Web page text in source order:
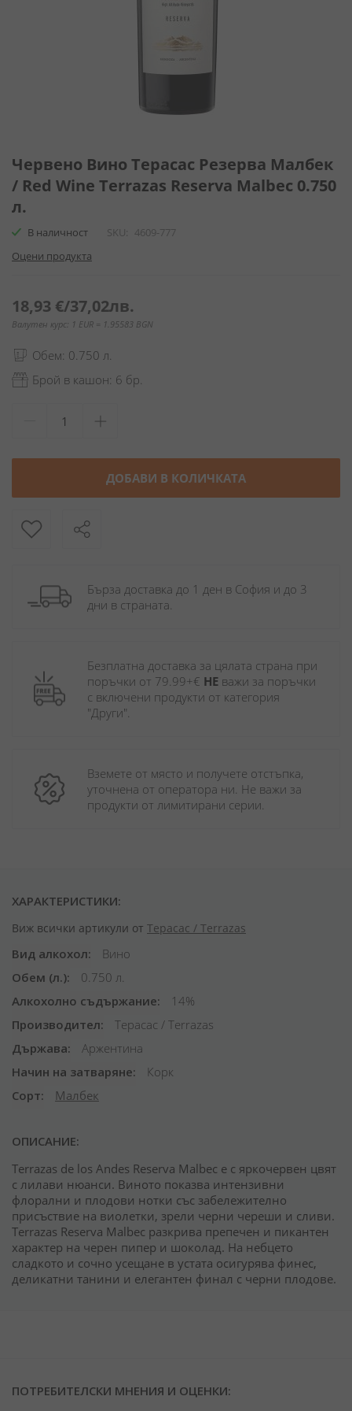
към
началото
на
галерия
снимки
Червено Вино Терасас Резерва Малбек
/ Red Wine Terrazas Reserva Malbec 0.750
л.
В наличност SKU
4609-777
Оцени продукта
18,93 €/37,02лв.
Валутен курс: 1 EUR = 1.95583 BGN
Обем: 0.750 л.
Брой в кашон: 6 бр.
ДОБАВИ В КОЛИЧКАТА
Бърза доставка до 1 ден в София и до 3
дни в страната.
Безплатна доставка за цялата страна при
поръчки от 79.99+€ НЕ важи за поръчки
с включени продукти от категория
"Други".
Вземете от място и получете отстъпка,
уточнена от оператора ни. Не важи за
продукти от лимитирани серии.
ХАРАКТЕРИСТИКИ:
Виж всички артикули от Терасас / Terrazas
Вид алкохол
Вино
Обем (л.)
0.750 л.
Алкохолно съдържание
14%
Производител
Терасас / Terrazas
Държава
Аржентина
Начин на затваряне
Корк
Сорт
Малбек
ОПИСАНИЕ:
Terrazas de los Andes Reserva Malbec е с яркочервен цвят
с лилави нюанси. Виното показва интензивни
флорални и плодови нотки със забележително
присъствие на виолетки, зрели черни череши и сливи.
Terrazas Reserva Malbec разкрива препечен и пикантен
характер на черен пипер и шоколад. На небцето
сладкото и сочно усещане в устата осигурява финес,
деликатни танини и елегантен финал с черни плодове.
ПОТРЕБИТЕЛСКИ МНЕНИЯ И ОЦЕНКИ: